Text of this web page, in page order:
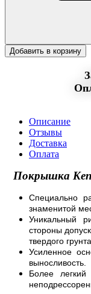
Добавить в корзину
Описание
Отзывы
Доставка
Оплата
Покрышка
Специально
знаменитой
Уникальный
стороны
твердого
Усиленное
выносливость.
Более